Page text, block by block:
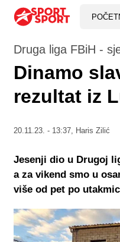
Druga liga FBiH -
Dinamo
rezultat iz
20.11.23. - 13:37, Haris Zilić
Jesenji dio u Drugoj
a za vikend smo u
više od pet po